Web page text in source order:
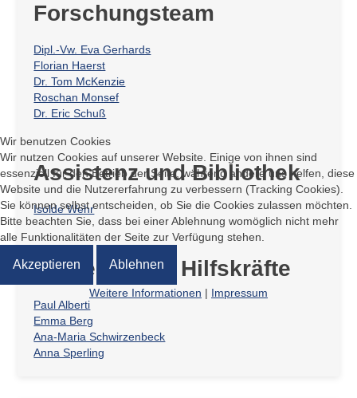
Forschungsteam
Dipl.-Vw. Eva Gerhards
Florian Haerst
Dr. Tom McKenzie
Roschan Monsef
Dr. Eric Schuß
Assistenz und Bibliothek
Isolde Wehr
Studentische Hilfskräfte
Paul Alberti
Emma Berg
Ana-Maria Schwirzenbeck
Anna Sperling
Wir benutzen Cookies
Wir nutzen Cookies auf unserer Website. Einige von ihnen sind
essenziell für den Betrieb der Seite, während andere uns helfen, diese
Website und die Nutzererfahrung zu verbessern (Tracking Cookies).
Sie können selbst entscheiden, ob Sie die Cookies zulassen möchten.
Bitte beachten Sie, dass bei einer Ablehnung womöglich nicht mehr
alle Funktionalitäten der Seite zur Verfügung stehen.
Akzeptieren Ablehnen
Weitere Informationen | Impressum